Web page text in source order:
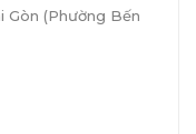
Gòn (Phường Bến